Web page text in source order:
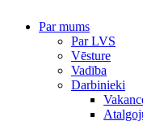
Par mums
Par LVS
Vēsture
Vadība
Darbinieki